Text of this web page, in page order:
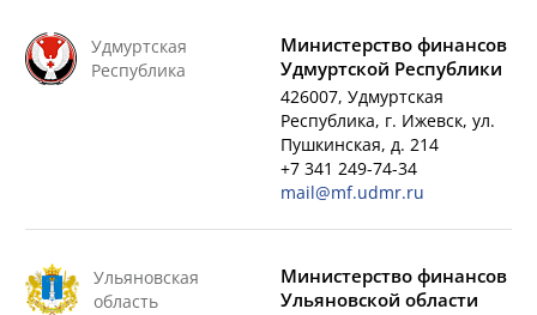
Удмуртская
Республика
Министерство финансов
Удмуртской Республики
426007, Удмуртская
Республика, г. Ижевск, ул.
Пушкинская, д. 214
+7 341 249-74-34
mail@mf.udmr.ru
Ульяновская
область
Министерство финансов
Ульяновской области